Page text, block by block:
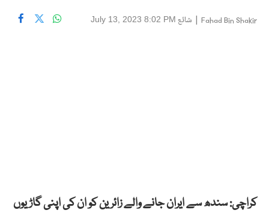
Fahad Bin Shakir
| شائع July 13, 2023 8:02 PM
کراچی: سندھ سے ایران جانے والے زائرین کو ان کی اپنی گاڑیوں